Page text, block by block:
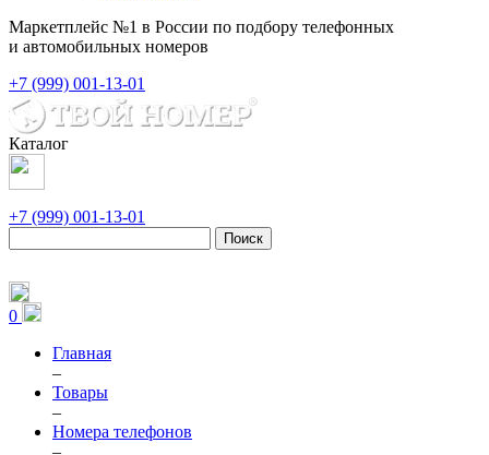
Маркетплейс №1 в России по подбору телефонных
и автомобильных номеров
+7 (999) 001-13-01
Каталог
+7 (999) 001-13-01
Поиск
0
Главная
–
Товары
–
Номера телефонов
–